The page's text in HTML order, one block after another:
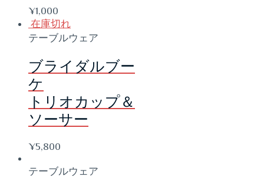
¥1,000
在庫切れ
テーブルウェア
ブライダルブー
ケ
トリオカップ＆
ソーサー
¥5,800
テーブルウェア